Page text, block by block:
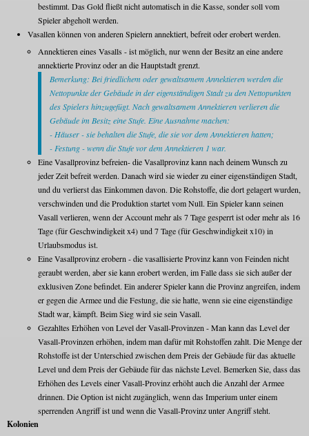
bestimmt. Das Gold fließt nicht automatisch in die Kasse, sonder soll vom
Spieler abgeholt werden.
Vasallen können von anderen Spielern annektiert, befreit oder erobert werden.
Annektieren eines Vasalls - ist möglich, nur wenn der Besitz an eine andere
annektierte Provinz oder an die Hauptstadt grenzt.
Bemerkung: Bei friedlichem oder gewaltsamem Annektieren werden die
Nettopunkte der Gebäude in der eigenständigen Stadt zu den Nettopunkten
des Spielers hinzugefügt. Nach gewaltsamem Annektieren verlieren die
Gebäude im Besitz eine Stufe. Eine Ausnahme machen:
- Häuser - sie behalten die Stufe, die sie vor dem Annektieren hatten;
- Festung - wenn die Stufe vor dem Annektieren 1 war.
Eine Vasallprovinz befreien- die Vasallprovinz kann nach deinem Wunsch zu
jeder Zeit befreit werden. Danach wird sie wieder zu einer eigenständigen Stadt,
und du verlierst das Einkommen davon. Die Rohstoffe, die dort gelagert wurden,
verschwinden und die Produktion startet vom Null. Ein Spieler kann seinen
Vasall verlieren, wenn der Account mehr als 7 Tage gesperrt ist oder mehr als 16
Tage (für Geschwindigkeit x4) und 7 Tage (für Geschwindigkeit x10) in
Urlaubsmodus ist.
Eine Vasallprovinz erobern - die vasallisierte Provinz kann von Feinden nicht
geraubt werden, aber sie kann erobert werden, im Falle dass sie sich außer der
exklusiven Zone befindet. Ein anderer Spieler kann die Provinz angreifen, indem
er gegen die Armee und die Festung, die sie hatte, wenn sie eine eigenständige
Stadt war, kämpft. Beim Sieg wird sie sein Vasall.
Gezahltes Erhöhen von Level der Vasall-Provinzen - Man kann das Level der
Vasall-Provinzen erhöhen, indem man dafür mit Rohstoffen zahlt. Die Menge der
Rohstoffe ist der Unterschied zwischen dem Preis der Gebäude für das aktuelle
Level und dem Preis der Gebäude für das nächste Level. Bemerken Sie, dass das
Erhöhen des Levels einer Vasall-Provinz erhöht auch die Anzahl der Armee
drinnen. Die Option ist nicht zugänglich, wenn das Imperium unter einem
sperrenden Angriff ist und wenn die Vasall-Provinz unter Angriff steht.
Kolonien